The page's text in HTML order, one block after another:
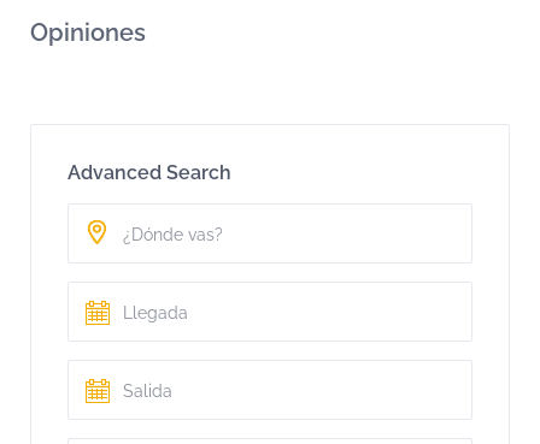
Opiniones
Advanced Search